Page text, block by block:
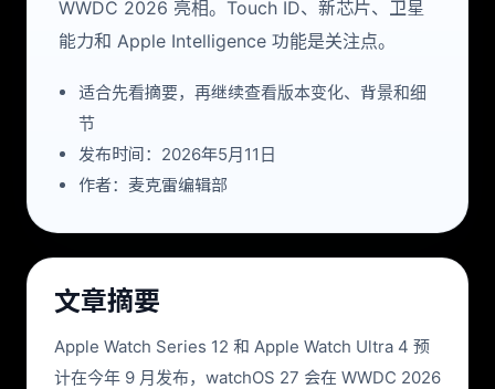
WWDC 2026 亮相。Touch ID、新芯片、卫星
能力和 Apple Intelligence 功能是关注点。
适合先看摘要，再继续查看版本变化、背景和细
节
发布时间：2026年5月11日
作者：麦克雷编辑部
文章摘要
Apple Watch Series 12 和 Apple Watch Ultra 4 预
计在今年 9 月发布，watchOS 27 会在 WWDC 2026